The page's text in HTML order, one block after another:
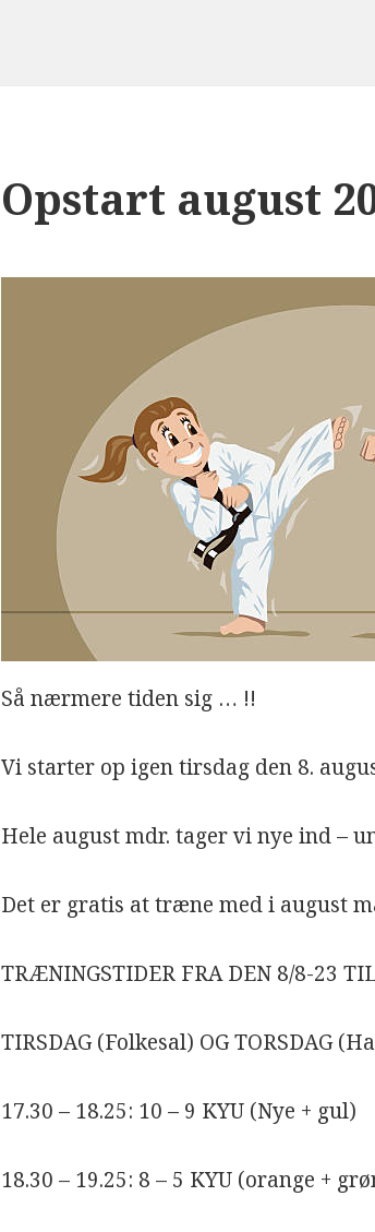
Opstart august
Så nærmere tiden sig … !!
Vi starter op igen tirsdag den 8.
Hele august mdr. tager vi nye ind –
Det er gratis at træne med i august
TRÆNINGSTIDER FRA DEN 8/8-23
TIRSDAG (Folkesal) OG TORSDAG
17.30 – 18.25: 10 – 9 KYU (Nye + gul)
18.30 – 19.25: 8 – 5 KYU (orange +